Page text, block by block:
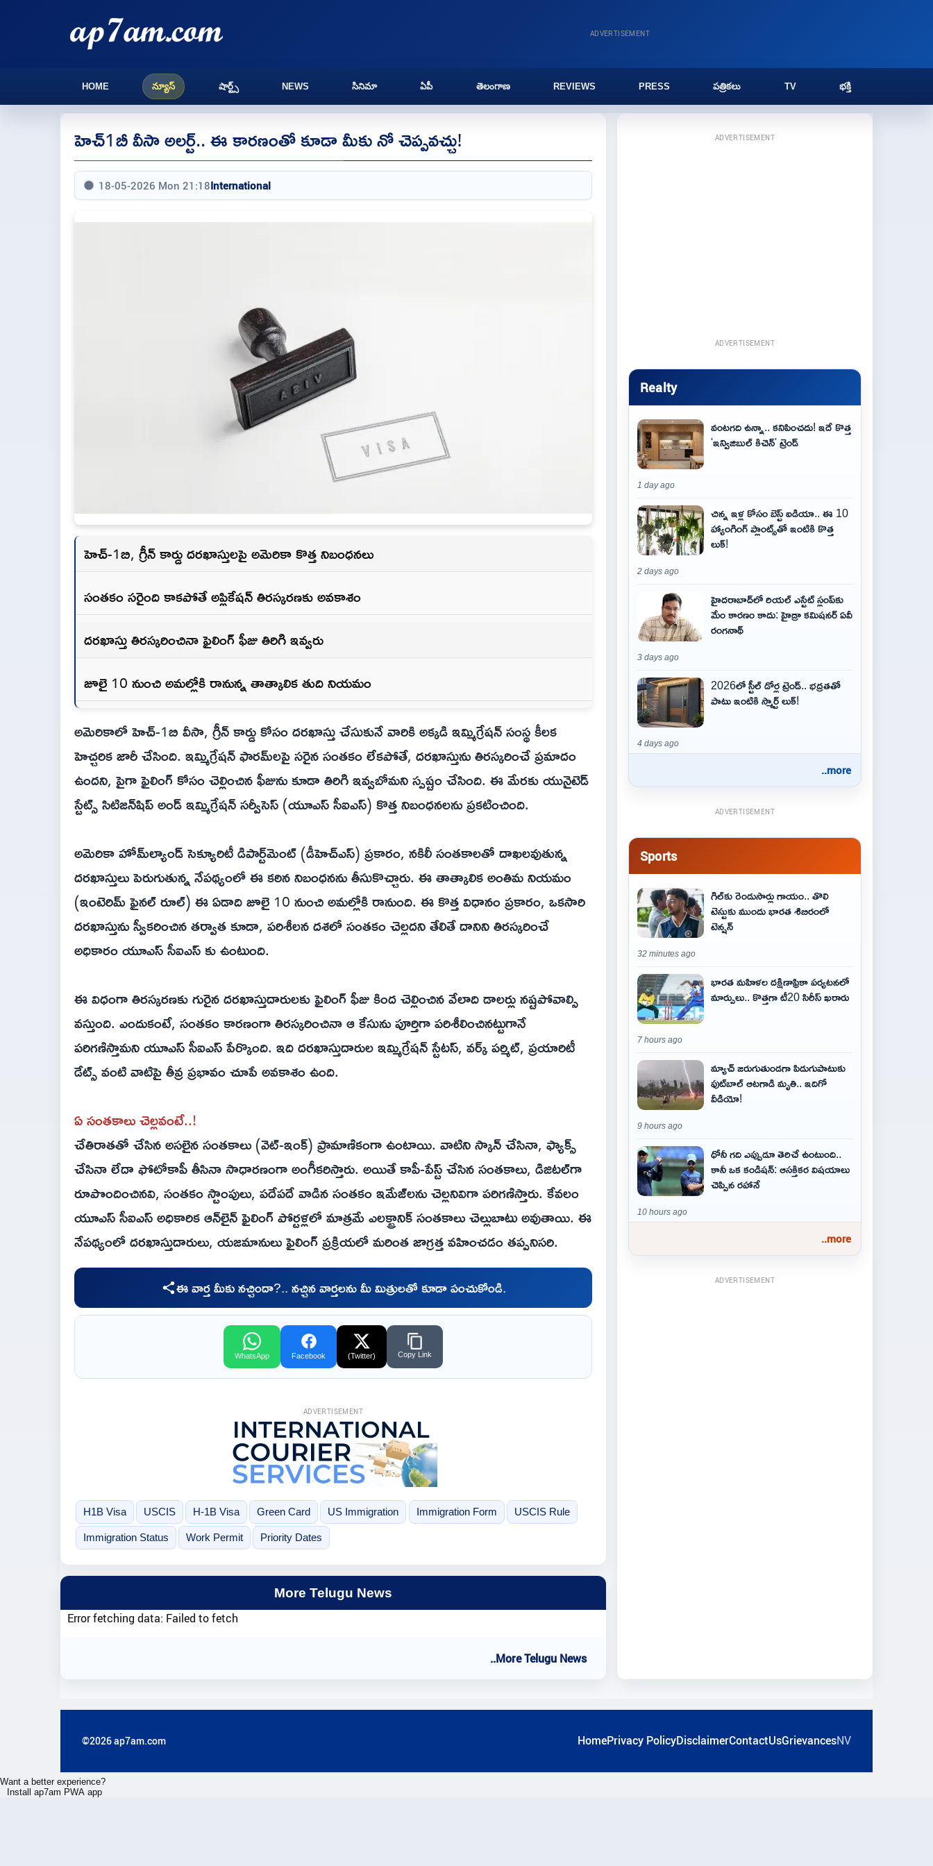
ADVERTISEMENT
HOME న్యూస్ షార్ట్స్ NEWS సినిమా ఏపీ తెలంగాణ REVIEWS PRESS పత్రికలు TV భక్తి
హెచ్1బీ వీసా అలర్ట్.. ఈ కారణంతో కూడా మీకు నో చెప్పవచ్చు!
18-05-2026 Mon 21:18International
హెచ్-1బి, గ్రీన్ కార్డు దరఖాస్తులపై అమెరికా కొత్త నిబంధనలు
సంతకం సరైంది కాకపోతే అప్లికేషన్ తిరస్కరణకు అవకాశం
దరఖాస్తు తిరస్కరించినా ఫైలింగ్ ఫీజు తిరిగి ఇవ్వరు
జూలై 10 నుంచి అమల్లోకి రానున్న తాత్కాలిక తుది నియమం
అమెరికాలో హెచ్-1బి వీసా, గ్రీన్ కార్డు కోసం దరఖాస్తు చేసుకునే వారికి అక్కడి ఇమ్మిగ్రేషన్ సంస్థ కీలక
హెచ్చరిక జారీ చేసింది. ఇమ్మిగ్రేషన్ ఫారమ్‌లపై సరైన సంతకం లేకపోతే, దరఖాస్తును తిరస్కరించే ప్రమాదం
ఉందని, పైగా ఫైలింగ్ కోసం చెల్లించిన ఫీజును కూడా తిరిగి ఇవ్వబోమని స్పష్టం చేసింది. ఈ మేరకు యునైటెడ్
స్టేట్స్ సిటిజన్‌షిప్ అండ్ ఇమ్మిగ్రేషన్ సర్వీసెస్ (యూఎస్ సీఐఎస్) కొత్త నిబంధనలను ప్రకటించింది.
అమెరికా హోమ్‌ల్యాండ్ సెక్యూరిటీ డిపార్ట్‌మెంట్ (డీహెచ్ఎస్) ప్రకారం, నకిలీ సంతకాలతో దాఖలవుతున్న
దరఖాస్తులు పెరుగుతున్న నేపథ్యంలో ఈ కఠిన నిబంధనను తీసుకొచ్చారు. ఈ తాత్కాలిక అంతిమ నియమం
(ఇంటెరిమ్ ఫైనల్ రూల్) ఈ ఏడాది జూలై 10 నుంచి అమల్లోకి రానుంది. ఈ కొత్త విధానం ప్రకారం, ఒకసారి
దరఖాస్తును స్వీకరించిన తర్వాత కూడా, పరిశీలన దశలో సంతకం చెల్లదని తేలితే దానిని తిరస్కరించే
అధికారం యూఎస్ సీఐఎస్ కు ఉంటుంది.
ఈ విధంగా తిరస్కరణకు గురైన దరఖాస్తుదారులకు ఫైలింగ్ ఫీజు కింద చెల్లించిన వేలాది డాలర్లు నష్టపోవాల్సి
వస్తుంది. ఎందుకంటే, సంతకం కారణంగా తిరస్కరించినా ఆ కేసును పూర్తిగా పరిశీలించినట్టుగానే
పరిగణిస్తామని యూఎస్ సీఐఎస్ పేర్కొంది. ఇది దరఖాస్తుదారుల ఇమ్మిగ్రేషన్ స్టేటస్, వర్క్ పర్మిట్, ప్రయారిటీ
డేట్స్ వంటి వాటిపై తీవ్ర ప్రభావం చూపే అవకాశం ఉంది.
ఏ సంతకాలు చెల్లవంటే..!
చేతిరాతతో చేసిన అసలైన సంతకాలు (వెట్-ఇంక్) ప్రామాణికంగా ఉంటాయి. వాటిని స్కాన్ చేసినా, ఫ్యాక్స్
చేసినా లేదా ఫోటోకాపీ తీసినా సాధారణంగా అంగీకరిస్తారు. అయితే కాపీ-పేస్ట్ చేసిన సంతకాలు, డిజిటల్‌గా
రూపొందించినవి, సంతకం స్టాంపులు, పదేపదే వాడిన సంతకం ఇమేజ్‌లను చెల్లనివిగా పరిగణిస్తారు. కేవలం
యూఎస్ సీఐఎస్ అధికారిక ఆన్‌లైన్ ఫైలింగ్ పోర్టళ్లలో మాత్రమే ఎలక్ట్రానిక్ సంతకాలు చెల్లుబాటు అవుతాయి. ఈ
నేపథ్యంలో దరఖాస్తుదారులు, యజమానులు ఫైలింగ్ ప్రక్రియలో మరింత జాగ్రత్త వహించడం తప్పనిసరి.
ఈ వార్త మీకు నచ్చిందా?.. నచ్చిన వార్తలను మీ మిత్రులతో కూడా పంచుకోండి.
WhatsApp Facebook (Twitter) Copy Link
ADVERTISEMENT
H1B Visa USCIS H-1B Visa Green Card US Immigration Immigration Form USCIS Rule
Immigration Status Work Permit Priority Dates
More Telugu News
Error fetching data: Failed to fetch
..More Telugu News
ADVERTISEMENT
ADVERTISEMENT
Realty
వంటగది ఉన్నా.. కనిపించదు! ఇదే కొత్త
'ఇన్విజిబుల్ కిచెన్' ట్రెండ్
1 day ago
చిన్న ఇళ్ల కోసం బెస్ట్ ఐడియా.. ఈ 10
హ్యాంగింగ్ ప్లాంట్స్‌తో ఇంటికి కొత్త
లుక్!
2 days ago
హైదరాబాద్‌లో రియల్ ఎస్టేట్ స్లంప్‌కు
మేం కారణం కాదు: హైడ్రా కమిషనర్ ఏవీ
రంగనాథ్
3 days ago
2026లో స్టీల్ డోర్ల ట్రెండ్.. భద్రతతో
పాటు ఇంటికి స్మార్ట్ లుక్!
4 days ago
..more
ADVERTISEMENT
Sports
గిల్‌కు రెండుసార్లు గాయం.. తొలి
టెస్టుకు ముందు భారత శిబిరంలో
టెన్షన్
32 minutes ago
భారత మహిళల దక్షిణాఫ్రికా పర్యటనలో
మార్పులు.. కొత్తగా టీ20 సిరీస్ ఖరారు
7 hours ago
మ్యాచ్ జరుగుతుండగా పిడుగుపాటుకు
ఫుట్‌బాల్ ఆటగాడి మృతి.. ఇదిగో
వీడియో!
9 hours ago
ధోనీ గది ఎప్పుడూ తెరిచే ఉంటుంది..
కానీ ఒక కండిషన్: ఆసక్తికర విషయాలు
చెప్పిన రహానే
10 hours ago
..more
ADVERTISEMENT
©2026 ap7am.com HomePrivacy PolicyDisclaimerContactUsGrievancesNV
Want a better experience?
Install ap7am PWA app